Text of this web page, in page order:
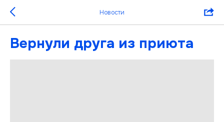
Новости
Вернули друга из приюта